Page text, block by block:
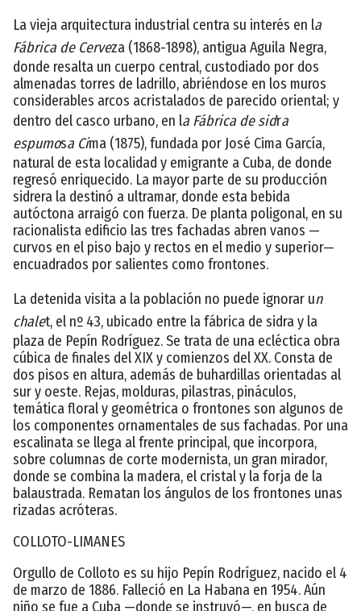
La vieja arquitectura industrial centra su interés en la
Fábrica de Cerveza (1868-1898), antigua Aguila Negra,
donde resalta un cuerpo central, custodiado por dos
almenadas torres de ladrillo, abriéndose en los muros
considerables arcos acristalados de parecido oriental; y
dentro del casco urbano, en la Fábrica de sidra
espumosa Cima (1875), fundada por José Cima García,
natural de esta localidad y emigrante a Cuba, de donde
regresó enriquecido. La mayor parte de su producción
sidrera la destinó a ultramar, donde esta bebida
autóctona arraigó con fuerza. De planta poligonal, en su
racionalista edificio las tres fachadas abren vanos —
curvos en el piso bajo y rectos en el medio y superior—
encuadrados por salientes como frontones.
La detenida visita a la población no puede ignorar un
chalet, el nº 43, ubicado entre la fábrica de sidra y la
plaza de Pepín Rodríguez. Se trata de una ecléctica obra
cúbica de finales del XIX y comienzos del XX. Consta de
dos pisos en altura, además de buhardillas orientadas al
sur y oeste. Rejas, molduras, pilastras, pináculos,
temática floral y geométrica o frontones son algunos de
los componentes ornamentales de sus fachadas. Por una
escalinata se llega al frente principal, que incorpora,
sobre columnas de corte modernista, un gran mirador,
donde se combina la madera, el cristal y la forja de la
balaustrada. Rematan los ángulos de los frontones unas
rizadas acróteras.
COLLOTO-LIMANES
Orgullo de Colloto es su hijo Pepín Rodríguez, nacido el 4
de marzo de 1886. Falleció en La Habana en 1954. Aún
niño se fue a Cuba —donde se instruyó—, en busca de